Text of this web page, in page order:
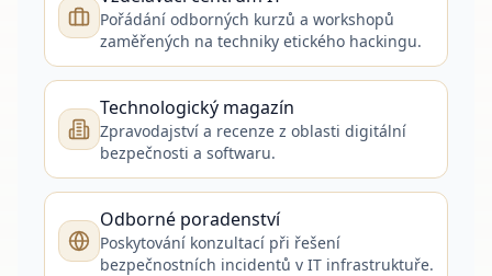
Pořádání odborných kurzů a workshopů
zaměřených na techniky etického hackingu.
Technologický magazín
Zpravodajství a recenze z oblasti digitální
bezpečnosti a softwaru.
Odborné poradenství
Poskytování konzultací při řešení
bezpečnostních incidentů v IT infrastruktuře.